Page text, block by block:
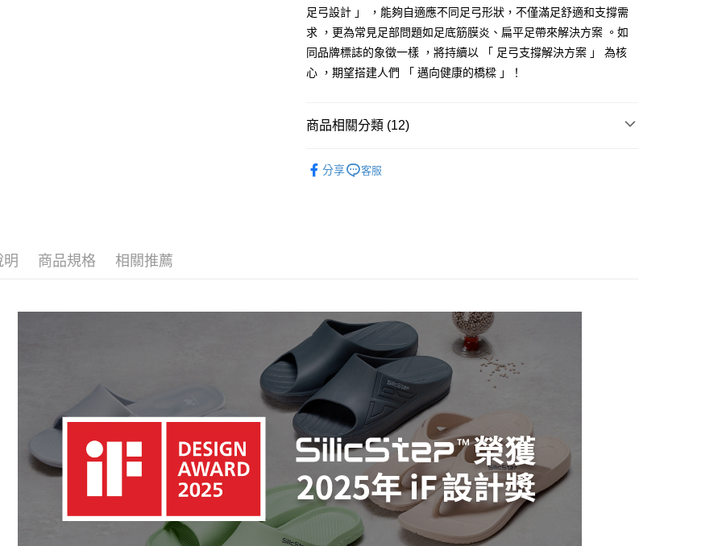
【關於「AFTEE先享後付」】
AFTEE先享後付是「在收到商品之後才付款」的支付方式。 讓您購物簡單
便利好安心！
１．簡單：不需註冊會員、不需綁卡、不需儲值。
２．便利：只要手機號碼，簡訊認證，即可結帳。
３．安心：先確認商品／服務後，再付款。
１．於結帳方式選擇「AFTEE先享後付」後，將跳轉至「AFTEE先享後
３．收到繳費通知簡訊後14天內，點擊此簡訊中的連結，可透過四大超商
／ATM／網路銀行／等多元方式進行付款，方視為交易完成。
１．透過由恩沛科技股份有限公司提供之「AFTEE先享後付」服務完成之
交易，需依本服務之必要範圍內提供個人資料，並將交易相關給付款項請
求債權轉讓予恩沛科技股份有限公司。
２．關於個人資料處理事宜，請瀏覽以下網址：
https://aftee.tw/terms/#terms3
３．未成年的使用者請事先徵得法定代理人或監護人之同意方可使用
「AFTEE先享後付」，若未經同意申辦者引起之損失，本公司不負相關責
任。
４．使用「AFTEE先享後付」時，將依據個別帳號之用戶狀況，依本公司
即時審查核予不同之上限額度；若仍有額度不足之情形，本公司將視審查
結果請求用戶進行身份認證。
５．嚴禁一人註冊多個帳號或使用他人資訊註冊。若發現惡意使用之情
形，恩沛科技股份有限公司將有權停止該用戶之使用額度並採取法律行
動。
ATM付款
運送方式
每筆NT$80，滿NT$490(含以上)免運費
每筆NT$80，滿NT$490(含以上)免運費
每筆NT$80，滿NT$490(含以上)免運費
離島宅配
每筆NT$150，滿NT$800(含以上)免運費
港澳地區
足弓設計 」 ，能夠自適應不同足弓形狀，不僅滿足舒適和支撐需
求 ，更為常見足部問題如足底筋膜炎、扁平足帶來解決方案 。如
同品牌標誌的象徵一樣 ，將持續以 「 足弓支撐解決方案 」 為核
心 ，期望搭建人們 「 邁向健康的橋樑 」！
商品相關分類 (12)
— 材質快搜 — EVA┃ㄉㄨㄢㄉㄨㄢ好腳感
— 對象快搜 — 情侶款┃一起甜蜜蜜
— 對象快搜 — 大腳丫┃大碼輕鬆購
【🐱寵物友善🐶 | 無毒商品】
📣榮獲iF、紅點設計獎🌱SilicStep永續環保
▷厚底增高
分享 客服
明 商品規格 相關推薦